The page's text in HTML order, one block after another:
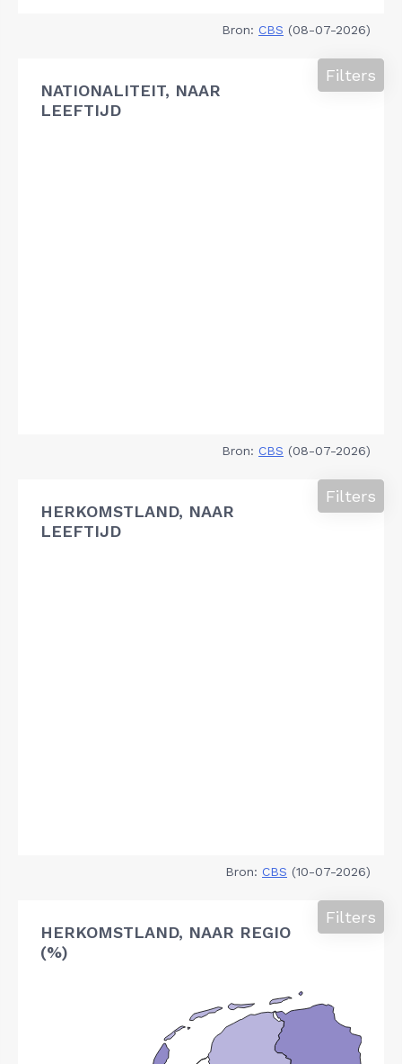
Bron: CBS (08-07-2026)
NATIONALITEIT, NAAR
LEEFTIJD
Filters
Bron: CBS (08-07-2026)
HERKOMSTLAND, NAAR
LEEFTIJD
Filters
Bron: CBS (10-07-2026)
HERKOMSTLAND, NAAR REGIO
(%)
Filters